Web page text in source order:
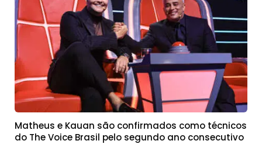
Matheus e Kauan são confirmados como técnicos
do The Voice Brasil pelo segundo ano consecutivo